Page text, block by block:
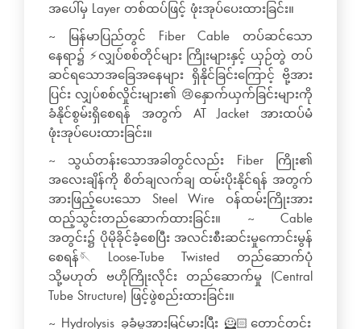
အပေါ်မှ Layer တစ်ထပ်ဖြင့် ဖုံးအုပ်ပေးထားခြင်း။
~ မြန်မာပြည်တွင် Fiber Cable တပ်ဆင်သော
နေရာ၌ ⚡️လျှပ်စစ်တိုင်များ ကြိုးများနှင့် ယှဉ်တွဲ တပ်
ဆင်ရသောအခြေအနေများ ရှိနိုင်ခြင်းကြောင့် ဗို့အား
ပြင်း လျှပ်စစ်လှိုင်းများ၏ 😢နှောက်ယှက်ခြင်းများကို
ခံနိုင်စွမ်းရှိစေရန် အတွက် AT Jacket အားထပ်မံ
ဖုံးအုပ်ပေးထားခြင်း။
~ သွယ်တန်းသောအခါတွင်လည်း Fiber ကြိုး၏
အလေးချိန်ကို စိတ်ချလက်ချ ထမ်းပိုးနိုင်ရန် အတွက်
အားဖြည့်ပေးသော Steel Wire ဝန်ထမ်းကြိုးအား
ထည့်သွင်းတည်ဆောက်ထားခြင်း။ ~ Cable
အတွင်း၌ ပိုမိုခိုင်ခံ့စေပြီး အလင်းစီးဆင်းမှုကောင်းမွန်
စေရန်🪡 Loose-Tube Twisted တည်ဆောက်ပုံ
သို့မဟုတ် ဗဟိုကြိုးလိုင်း တည်ဆောက်မှု (Central
Tube Structure) ဖြင့်ဖွဲစည်းထားခြင်း။
~ Hydrolysis ခုခံမှုအားမြင့်မားပြီး 🦸🏻တောင့်တင်း